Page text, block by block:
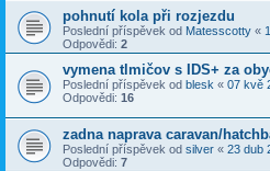
pohnutí kola při rozjezdu
Poslední příspěvek od Matesscotty «
Odpovědi: 2
vymena tlmičov s IDS+ za
Poslední příspěvek od blesk « 07 kvě
Odpovědi: 16
zadna naprava caravan/
Poslední příspěvek od silver « 23 dub
Odpovědi: 7